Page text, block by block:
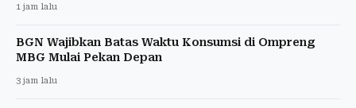
1 jam lalu
BGN Wajibkan Batas Waktu Konsumsi di Ompreng
MBG Mulai Pekan Depan
3 jam lalu